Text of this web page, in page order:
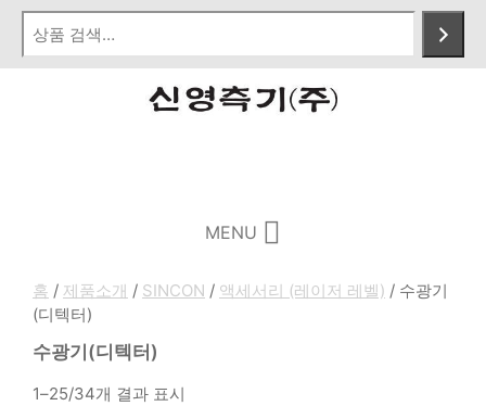
Skip
content
MENU
홈 / 제품소개 / SINCON / 액세서리 (레이저 레벨) / 수광기
(디텍터)
수광기(디텍터)
1–25/34개 결과 표시